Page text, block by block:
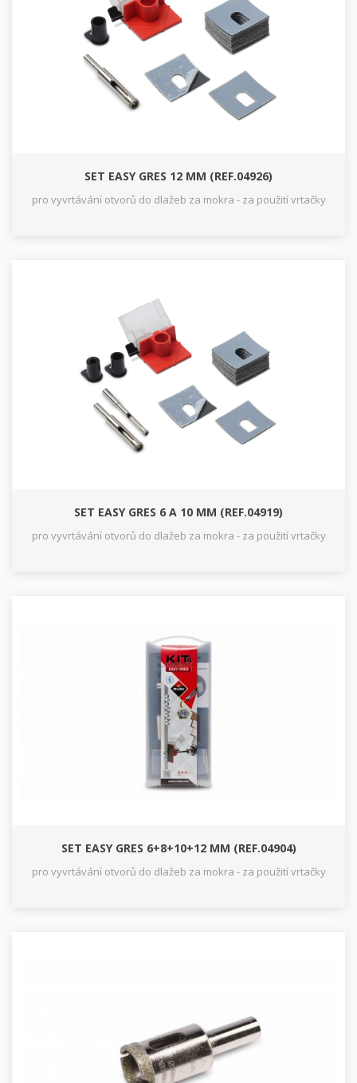
SET EASY GRES 12 MM (REF.04926)
pro vyvrtávání otvorů do dlažeb za mokra - za použití vrtačky
SET EASY GRES 6 A 10 MM (REF.04919)
pro vyvrtávání otvorů do dlažeb za mokra - za použití vrtačky
SET EASY GRES 6+8+10+12 MM (REF.04904)
pro vyvrtávání otvorů do dlažeb za mokra - za použití vrtačky